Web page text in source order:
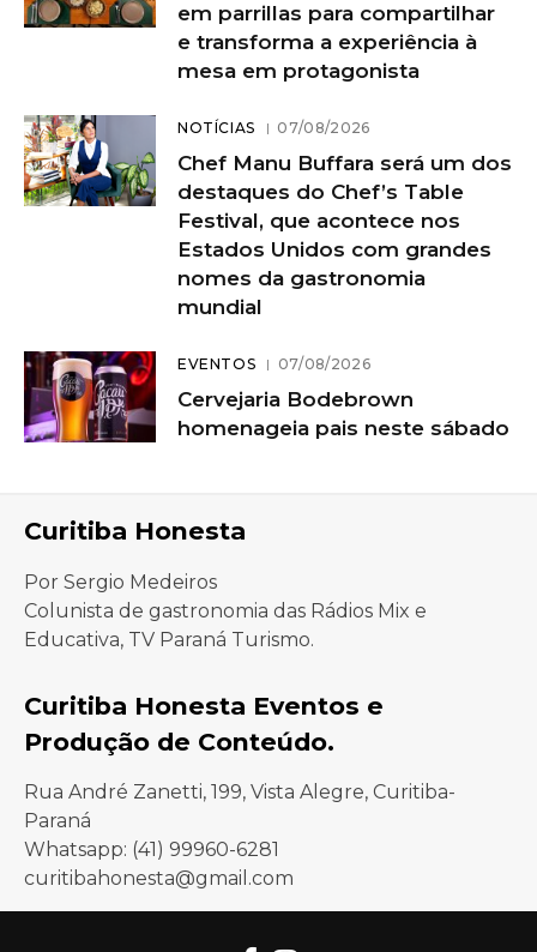
em parrillas para compartilhar
e transforma a experiência à
mesa em protagonista
NOTÍCIAS 07/08/2026
Chef Manu Buffara será um dos
destaques do Chef’s Table
Festival, que acontece nos
Estados Unidos com grandes
nomes da gastronomia
mundial
EVENTOS 07/08/2026
Cervejaria Bodebrown
homenageia pais neste sábado
Curitiba Honesta
Por Sergio Medeiros
Colunista de gastronomia das Rádios Mix e
Educativa, TV Paraná Turismo.
Curitiba Honesta Eventos e
Produção de Conteúdo.
Rua André Zanetti, 199, Vista Alegre, Curitiba-
Paraná
Whatsapp: (41) 99960-6281
curitibahonesta@gmail.com